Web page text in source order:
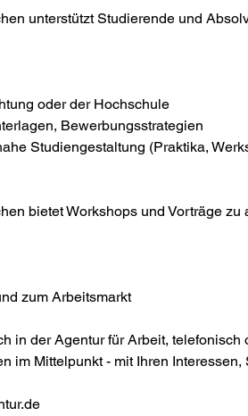
unterstützt Studierende und
oder der Hochschule
Bewerbungsstrategien
Studiengestaltung (Praktika,
bietet Workshops und Vorträge zu
zum Arbeitsmarkt
in der Agentur für Arbeit, telefonisch
im Mittelpunkt - mit Ihren